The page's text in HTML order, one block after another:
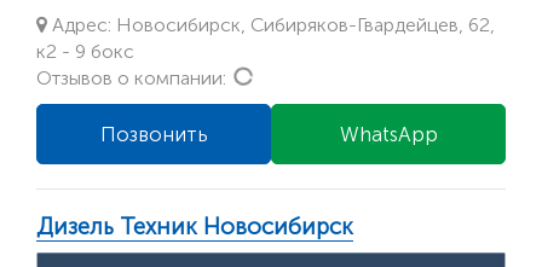
Адрес: Новосибирск, Сибиряков-Гвардейцев, 62,
к2 - 9 бокс
Отзывов о компании:
WhatsApp
Позвонить
Дизель Техник Новосибирск